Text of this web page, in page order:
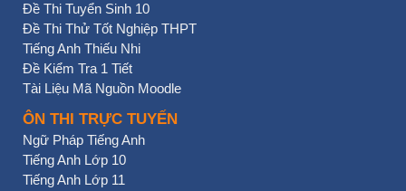
Đề Thi Tuyển Sinh 10
Đề Thi Thử Tốt Nghiệp THPT
Tiếng Anh Thiếu Nhi
Đề Kiểm Tra 1 Tiết
Tài Liệu Mã Nguồn Moodle
ÔN THI TRỰC TUYẾN
Ngữ Pháp Tiếng Anh
Tiếng Anh Lớp 10
Tiếng Anh Lớp 11